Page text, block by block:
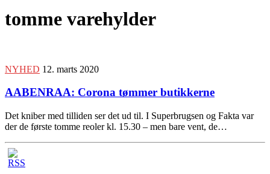
tomme varehylder
NYHED 12. marts 2020
AABENRAA: Corona tømmer butikkerne
Det kniber med tilliden ser det ud til. I Superbrugsen og Fakta var
der de første tomme reoler kl. 15.30 – men bare vent, de…